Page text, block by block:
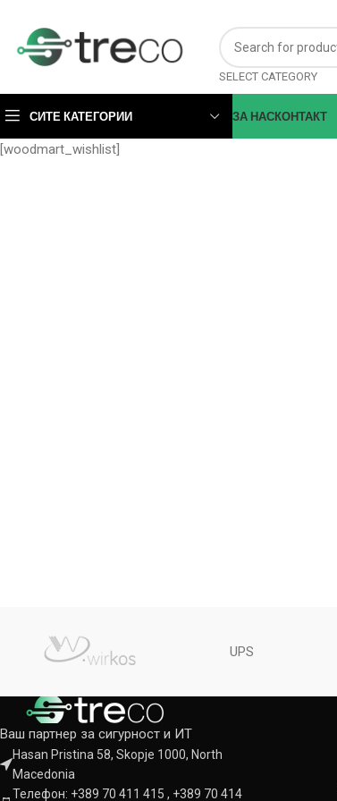
SELECT CATEGORY
СИТЕ КАТЕГОРИИ ЗА НАСКОНТАКТ
[woodmart_wishlist]
UPS
Ваш партнер за сигурност и ИТ
Hasan Pristina 58, Skopje 1000, North
Macedonia
Телефон: +389 70 411 415 , +389 70 414